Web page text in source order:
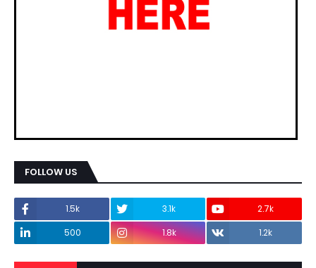
FOLLOW US
1.5k 3.1k
2.7k
500
1.8k 1.2k